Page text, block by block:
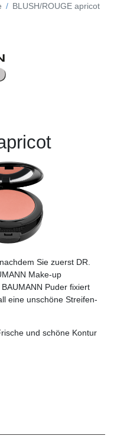
BLUSH/ROUGE apricot
Sie zuerst DR.
Make-up
Puder fixiert
eine unschöne Streifen-
und schöne Kontur